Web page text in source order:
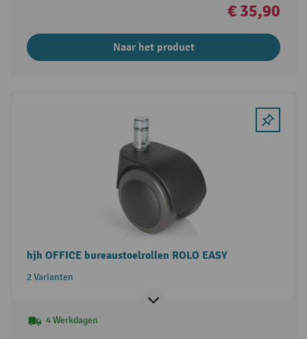
€ 35,90
Naar het product
hjh OFFICE bureaustoelrollen ROLO EASY
2 Varianten
4 Werkdagen